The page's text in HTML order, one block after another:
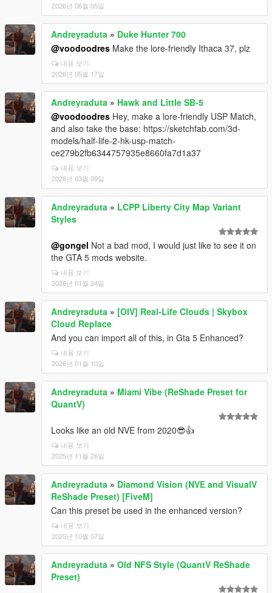
2026년 06월 05일
Andreyraduta » Duke Hunter 700
@voodoodres Make the lore-friendly Ithaca 37, plz
내용 보기
2026년 05월 17일
Andreyraduta » Hawk and Little SB-5
@voodoodres Hey, make a lore-friendly USP Match,
and also take the base: https://sketchfab.com/3d-
models/half-life-2-hk-usp-match-
ce279b2fb6344757935e8660fa7d1a37
내용 보기
2026년 03월 09일
Andreyraduta » LCPP Liberty City Map Variant
Styles
@gongel Not a bad mod, I would just like to see it on
the GTA 5 mods website.
내용 보기
2026년 01월 24일
Andreyraduta » [OIV] Real-Life Clouds | Skybox
Cloud Replace
And you can import all of this, in Gta 5 Enhanced?
내용 보기
2026년 01월 10일
Andreyraduta » Miami Vibe (ReShade Preset for
QuantV)
Looks like an old NVE from 2020😎👍
내용 보기
2025년 11월 26일
Andreyraduta » Diamond Vision (NVE and VisualV
ReShade Preset) [FiveM]
Can this preset be used in the enhanced version?
내용 보기
2025년 10월 07일
Andreyraduta » Old NFS Style (QuantV ReShade
Preset)